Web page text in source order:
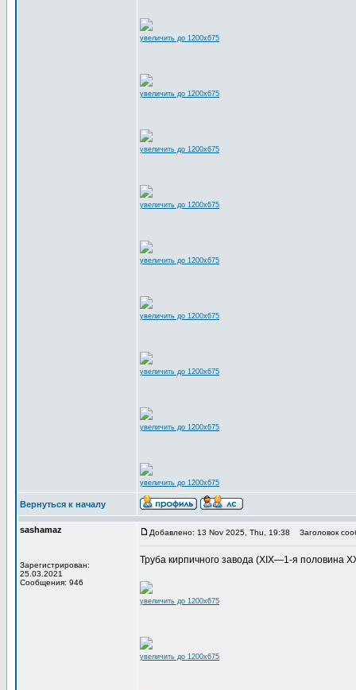
увеличить до 1200x675
увеличить до 1200x675
увеличить до 1200x675
увеличить до 1200x675
увеличить до 1200x675
увеличить до 1200x675
увеличить до 1200x675
увеличить до 1200x675
увеличить до 1200x675
Вернуться к началу
sashamaz
Зарегистрирован:
25.03.2021
Сообщения: 946
Добавлено: 13 Nov 2025, Thu, 19:38 Заголовок
Труба кирпичного завода (XIX—1-я половина
увеличить до 1200x675
увеличить до 1200x675